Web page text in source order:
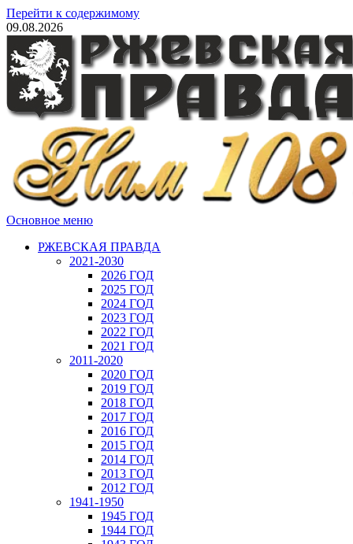
Перейти к содержимому
09.08.2026
Основное меню
РЖЕВСКАЯ ПРАВДА
2021-2030
2026 ГОД
2025 ГОД
2024 ГОД
2023 ГОД
2022 ГОД
2021 ГОД
2011-2020
2020 ГОД
2019 ГОД
2018 ГОД
2017 ГОД
2016 ГОД
2015 ГОД
2014 ГОД
2013 ГОД
2012 ГОД
1941-1950
1945 ГОД
1944 ГОД